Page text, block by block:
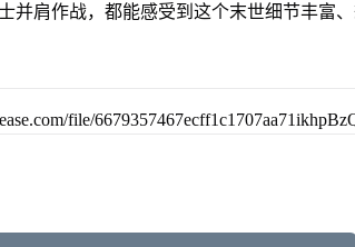
并肩作战，都能感受到这个末世细节丰富